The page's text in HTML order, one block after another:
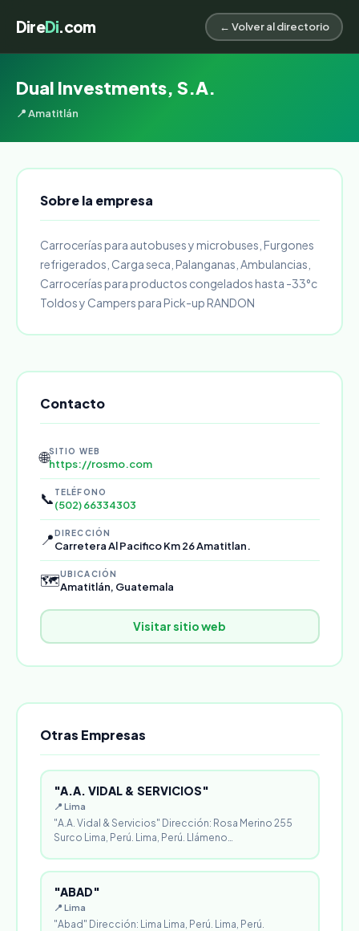
DireDi.com ← Volver al directorio
Dual Investments, S.A.
📍 Amatitlán
Sobre la empresa
Carrocerías para autobuses y microbuses, Furgones
refrigerados, Carga seca, Palanganas, Ambulancias,
Carrocerías para productos congelados hasta -33°c
Toldos y Campers para Pick-up RANDON
Contacto
🌐SITIO WEB
https://rosmo.com
📞 TELÉFONO
(502) 66334303
📍DIRECCIÓN
Carretera Al Pacifico Km 26 Amatitlan.
🗺️UBICACIÓN
Amatitlán, Guatemala
Visitar sitio web
Otras Empresas
"A.A. VIDAL & SERVICIOS"
📍 Lima
"A.A. Vidal & Servicios" Dirección: Rosa Merino 255
Surco Lima, Perú. Lima, Perú. Llámeno…
"ABAD"
📍 Lima
"Abad" Dirección: Lima Lima, Perú. Lima, Perú.